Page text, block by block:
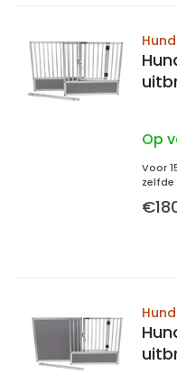
Op
Voor
zelfde